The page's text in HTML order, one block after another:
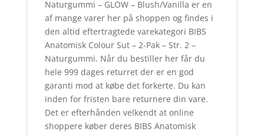
Naturgummi – GLOW – Blush/Vanilla er en
af mange varer her på shoppen og findes i
den altid eftertragtede varekategori BIBS
Anatomisk Colour Sut – 2-Pak – Str. 2 –
Naturgummi. Når du bestiller her får du
hele 999 dages returret der er en god
garanti mod at købe det forkerte. Du kan
inden for fristen bare returnere din vare.
Det er efterhånden velkendt at online
shoppere køber deres BIBS Anatomisk